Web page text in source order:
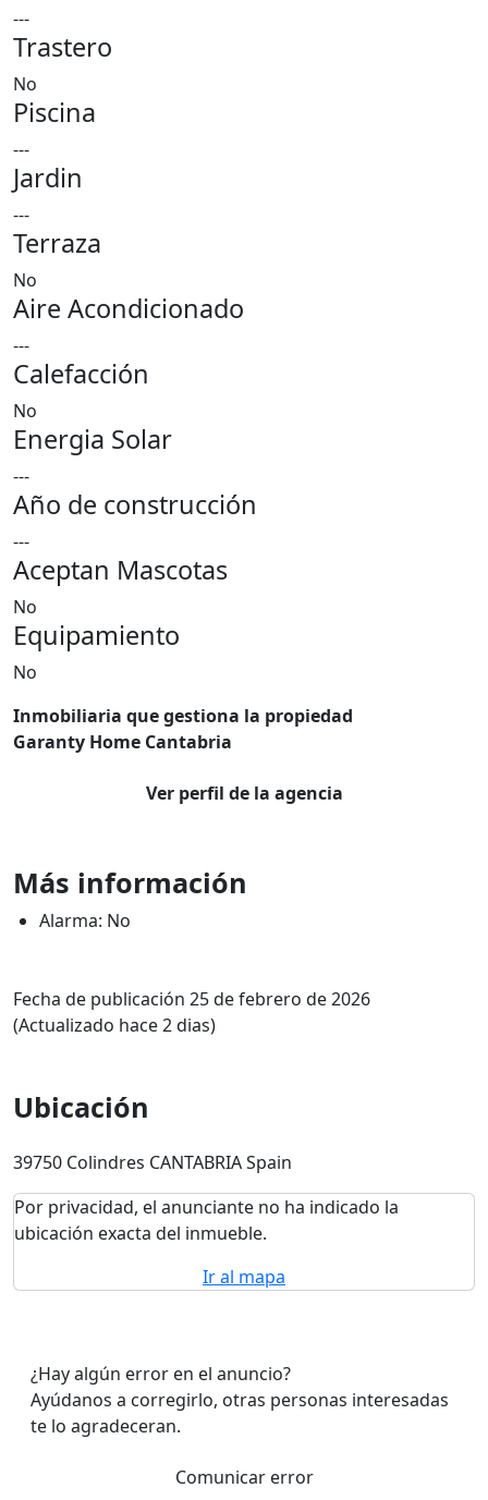
---
Trastero
No
Piscina
---
Jardin
---
Terraza
No
Aire Acondicionado
---
Calefacción
No
Energia Solar
---
Año de construcción
---
Aceptan Mascotas
No
Equipamiento
No
Inmobiliaria que gestiona la propiedad
Garanty Home Cantabria
Ver perfil de la agencia
Más información
Alarma: No
Fecha de publicación 25 de febrero de 2026
(Actualizado hace 2 dias)
Ubicación
39750 Colindres CANTABRIA Spain
Por privacidad, el anunciante no ha indicado la
ubicación exacta del inmueble.
Ir al mapa
¿Hay algún error en el anuncio?
Ayúdanos a corregirlo, otras personas interesadas
te lo agradeceran.
Comunicar error